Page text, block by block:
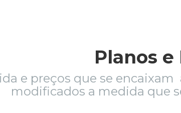
Planos e
e preços que se
modificados a medida que